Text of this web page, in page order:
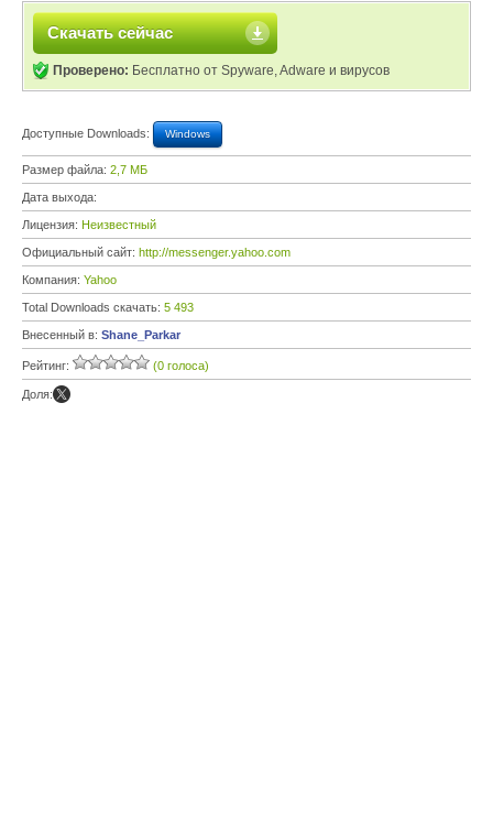
Скачать сейчас
Проверено: Бесплатно от Spyware, Adware и вирусов
Доступные Downloads: Windows
Размер файла: 2,7 МБ
Дата выхода:
Лицензия: Неизвестный
Официальный сайт: http://messenger.yahoo.com
Компания: Yahoo
Total Downloads скачать: 5 493
Внесенный в: Shane_Parkar
Рейтинг: (0 голоса)
Доля: